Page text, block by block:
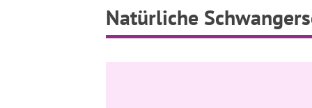
Natürliche